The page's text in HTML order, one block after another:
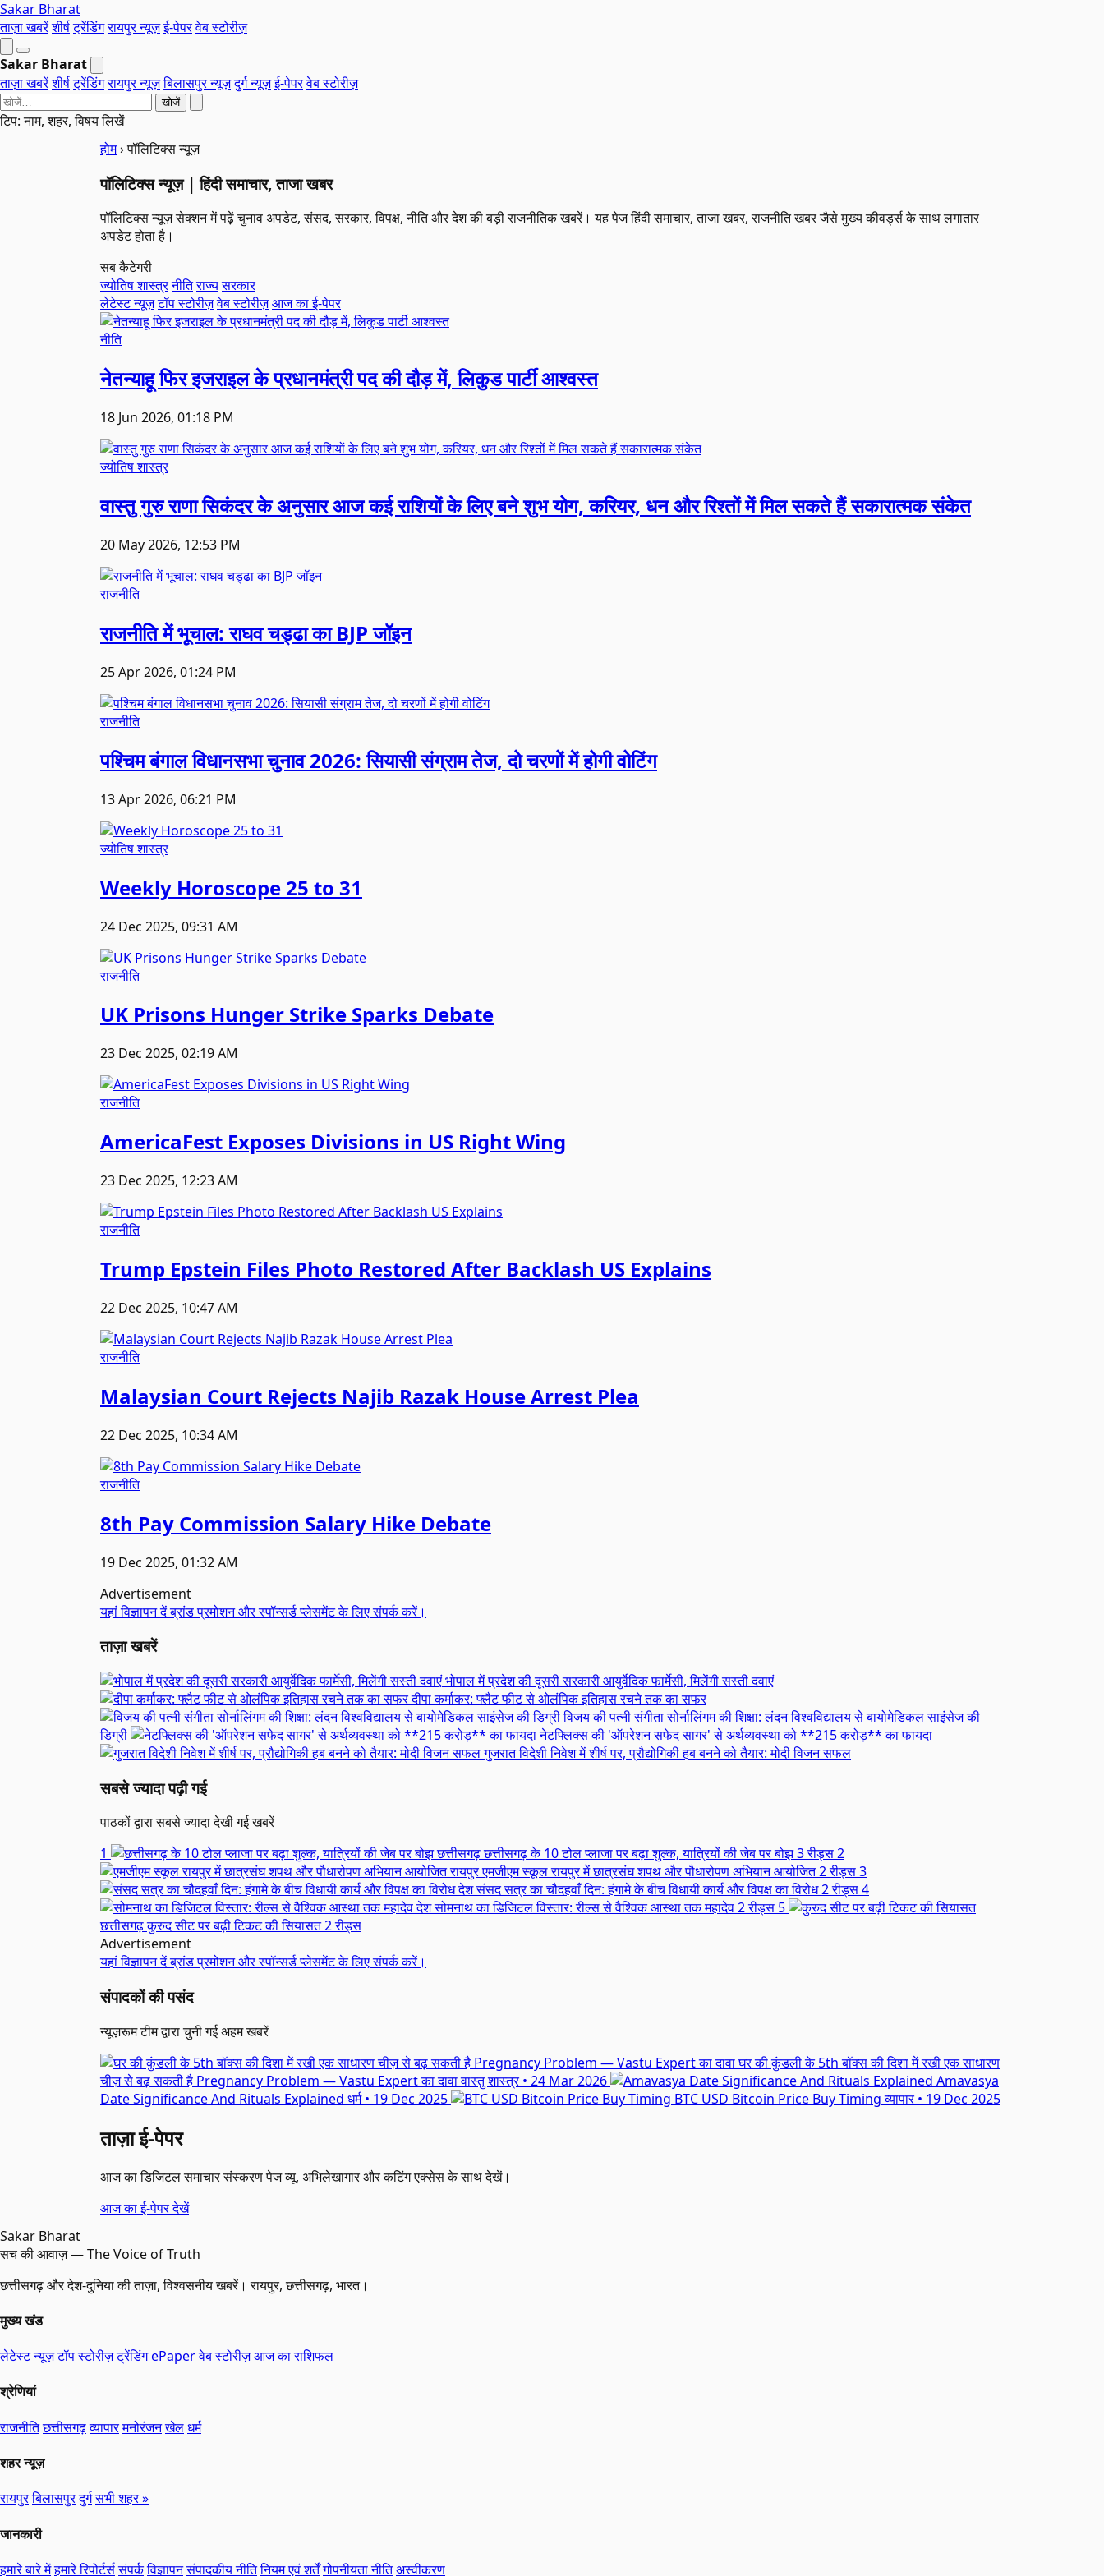
Sakar Bharat
ताज़ा खबरेंशीर्षट्रेंडिंगरायपुर न्यूज़ई-पेपरवेब स्टोरीज़
Sakar Bharat
ताज़ा खबरेंशीर्षट्रेंडिंगरायपुर न्यूज़बिलासपुर न्यूज़दुर्ग न्यूज़ई-पेपरवेब स्टोरीज़
खोजें
टिप: नाम, शहर, विषय लिखें
होम›पॉलिटिक्स न्यूज़
पॉलिटिक्स न्यूज़ | हिंदी समाचार, ताजा खबर
पॉलिटिक्स न्यूज़ सेक्शन में पढ़ें चुनाव अपडेट, संसद, सरकार, विपक्ष, नीति और देश की बड़ी राजनीतिक खबरें। यह पेज हिंदी समाचार, ताजा खबर, राजनीति खबर जैसे मुख्य कीवर्ड्स के साथ लगातार
अपडेट होता है।
सब कैटेगरी
ज्योतिष शास्त्रनीतिराज्यसरकार
लेटेस्ट न्यूज़टॉप स्टोरीज़वेब स्टोरीज़आज का ई-पेपर
नीति
नेतन्याहू फिर इजराइल के प्रधानमंत्री पद की दौड़ में, लिकुड पार्टी आश्वस्त
18 Jun 2026, 01:18 PM
ज्योतिष शास्त्र
वास्तु गुरु राणा सिकंदर के अनुसार आज कई राशियों के लिए बने शुभ योग, करियर, धन और रिश्तों में मिल सकते हैं सकारात्मक संकेत
20 May 2026, 12:53 PM
राजनीति
राजनीति में भूचाल: राघव चड्ढा का BJP जॉइन
25 Apr 2026, 01:24 PM
राजनीति
पश्चिम बंगाल विधानसभा चुनाव 2026: सियासी संग्राम तेज, दो चरणों में होगी वोटिंग
13 Apr 2026, 06:21 PM
ज्योतिष शास्त्र
Weekly Horoscope 25 to 31
24 Dec 2025, 09:31 AM
राजनीति
UK Prisons Hunger Strike Sparks Debate
23 Dec 2025, 02:19 AM
राजनीति
AmericaFest Exposes Divisions in US Right Wing
23 Dec 2025, 12:23 AM
राजनीति
Trump Epstein Files Photo Restored After Backlash US Explains
22 Dec 2025, 10:47 AM
राजनीति
Malaysian Court Rejects Najib Razak House Arrest Plea
22 Dec 2025, 10:34 AM
राजनीति
8th Pay Commission Salary Hike Debate
19 Dec 2025, 01:32 AM
Advertisement
यहां विज्ञापन देंब्रांड प्रमोशन और स्पॉन्सर्ड प्लेसमेंट के लिए संपर्क करें।
ताज़ा खबरें
भोपाल में प्रदेश की दूसरी सरकारी आयुर्वेदिक फार्मेसी, मिलेंगी सस्ती दवाएं
दीपा कर्माकर: फ्लैट फीट से ओलंपिक इतिहास रचने तक का सफर
विजय की पत्नी संगीता सोर्नालिंगम की शिक्षा: लंदन विश्वविद्यालय से बायोमेडिकल साइंसेज की
डिग्री
नेटफ्लिक्स की 'ऑपरेशन सफेद सागर' से अर्थव्यवस्था को **215 करोड़** का फायदा
गुजरात विदेशी निवेश में शीर्ष पर, प्रौद्योगिकी हब बनने को तैयार: मोदी विजन सफल
सबसे ज्यादा पढ़ी गई
पाठकों द्वारा सबसे ज्यादा देखी गई खबरें
1
छत्तीसगढ़छत्तीसगढ़ के 10 टोल प्लाजा पर बढ़ा शुल्क, यात्रियों की जेब पर बोझ3 रीड्स2
रायपुरएमजीएम स्कूल रायपुर में छात्रसंघ शपथ और पौधारोपण अभियान आयोजित2 रीड्स3
देशसंसद सत्र का चौदहवाँ दिन: हंगामे के बीच विधायी कार्य और विपक्ष का विरोध2 रीड्स4
देशसोमनाथ का डिजिटल विस्तार: रील्स से वैश्विक आस्था तक महादेव2 रीड्स 5
छत्तीसगढ़कुरुद सीट पर बढ़ी टिकट की सियासत2 रीड्स
Advertisement
यहां विज्ञापन देंब्रांड प्रमोशन और स्पॉन्सर्ड प्लेसमेंट के लिए संपर्क करें।
संपादकों की पसंद
न्यूज़रूम टीम द्वारा चुनी गई अहम खबरें
घर की कुंडली के 5th बॉक्स की दिशा में रखी एक साधारण
चीज़ से बढ़ सकती है Pregnancy Problem — Vastu Expert का दावावास्तु शास्त्र • 24 Mar 2026
Amavasya
Date Significance And Rituals Explained धर्म • 19 Dec 2025 BTC USD Bitcoin Price Buy Timing व्यापार • 19 Dec 2025
ताज़ा ई-पेपर
आज का डिजिटल समाचार संस्करण पेज व्यू, अभिलेखागार और कटिंग एक्सेस के साथ देखें।
आज का ई-पेपर देखें
Sakar Bharat
सच की आवाज़ — The Voice of Truth
छत्तीसगढ़ और देश-दुनिया की ताज़ा, विश्वसनीय खबरें। रायपुर, छत्तीसगढ़, भारत।
मुख्य खंड
लेटेस्ट न्यूज़टॉप स्टोरीज़ट्रेंडिंगePaperवेब स्टोरीज़आज का राशिफल
श्रेणियां
राजनीतिछत्तीसगढ़व्यापारमनोरंजनखेलधर्म
शहर न्यूज़
रायपुरबिलासपुरदुर्गसभी शहर »
जानकारी
हमारे बारे मेंहमारे रिपोर्टर्ससंपर्कविज्ञापनसंपादकीय नीतिनियम एवं शर्तेंगोपनीयता नीतिअस्वीकरण